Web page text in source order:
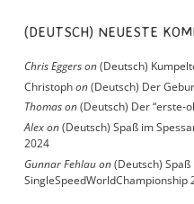
(DEUTSCH) NEUESTE
Chris Eggerson(Deutsch)
Christophon(Deutsch) Der
Thomason(Deutsch) Der “erste-
Alexon(Deutsch) Spaß im
2024
Gunnar Fehlauon(Deutsch)
SingleSpeedWorldChampionship